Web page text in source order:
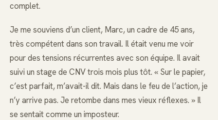
complet.
Je me souviens d’un client, Marc, un cadre de 45 ans,
très compétent dans son travail. Il était venu me voir
pour des tensions récurrentes avec son équipe. Il avait
suivi un stage de CNV trois mois plus tôt. « Sur le papier,
c’est parfait, m’avait-il dit. Mais dans le feu de l’action, je
n’y arrive pas. Je retombe dans mes vieux réflexes. » Il
se sentait comme un imposteur.